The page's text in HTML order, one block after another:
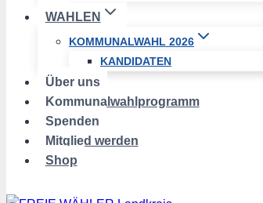
WAHLEN
KOMMUNALWAHL 2026
KANDIDATEN
Über uns
Kommunalwahlprogramm
Spenden
Mitglied werden
Shop